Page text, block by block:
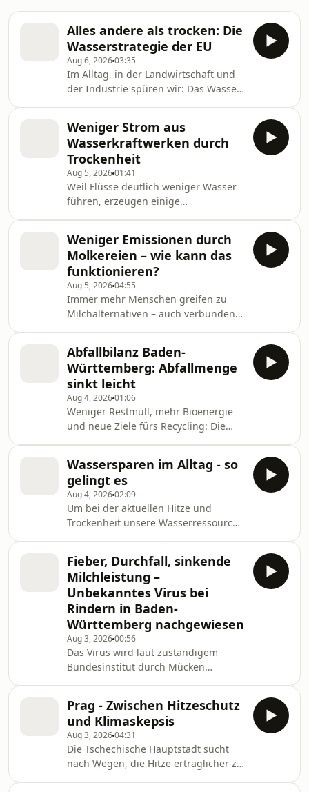
Alles andere als trocken: Die
Wasserstrategie der EU
Aug 6, 202603:35
Im Alltag, in der Landwirtschaft und
der Industrie spüren wir: Das Wasser
werden. Mit ihrer Wasserresilienz-
Strategie will die EU den Verbrauch
bis 2030 um 10 Prozent senken. Über
die Einzelheiten berichtet Sabrina
Fritz
Weniger Strom aus
Wasserkraftwerken durch
Trockenheit
Aug 5, 202601:41
Weil Flüsse deutlich weniger Wasser
führen, erzeugen einige
Besonders kleinere Anlagen sind
betroffen, erste mussten ihren
Betrieb bereits einschränken.
Margareta Holzreiter mit den
Hintergründen
Weniger Emissionen durch
Molkereien – wie kann das
funktionieren?
Aug 5, 202604:55
Immer mehr Menschen greifen zu
Milchalternativen – auch verbunden
sind. Um da mithalten zu können,
setzten sich manche Molkereien
ambitionierte Klimaziele. Inka
Zimmermann berichtet
Abfallbilanz Baden-
Württemberg: Abfallmenge
sinkt leicht
Aug 4, 202601:06
Weniger Restmüll, mehr Bioenergie
und neue Ziele fürs Recycling: Die
noch nachlegen will. Susanne Henn
fasst die Ergebnisse zusammen
Wassersparen im Alltag - so
gelingt es
Aug 4, 202602:09
Um bei der aktuellen Hitze und
Trockenheit unsere Wasserressourcen
technischen Lösungen es gibt und
wie das Wassersparen ohne großen
Verzicht funktionieren kann, weiß
Margareta Holzreiter
Fieber, Durchfall, sinkende
Milchleistung –
Unbekanntes Virus bei
Rindern in Baden-
Württemberg nachgewiesen
Aug 3, 202600:56
Das Virus wird laut zuständigem
Bundesinstitut durch Mücken
Asien und Australien kommen
(Autorin: Janina Schreiber)
Prag - Zwischen Hitzeschutz
und Klimaskepsis
Aug 3, 202604:31
Die Tschechische Hauptstadt sucht
nach Wegen, die Hitze erträglicher zu